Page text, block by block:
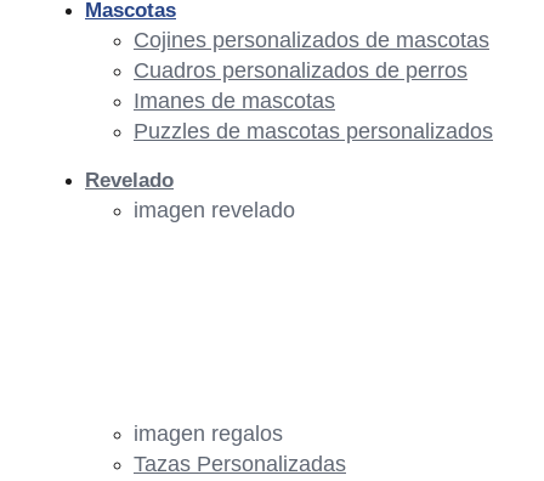
imagen regalos
Tazas Personalizadas
Mascotas
Cojines personalizados de mascotas
Cuadros personalizados de perros
Imanes de mascotas
Puzzles de mascotas personalizados
Revelado
imagen revelado